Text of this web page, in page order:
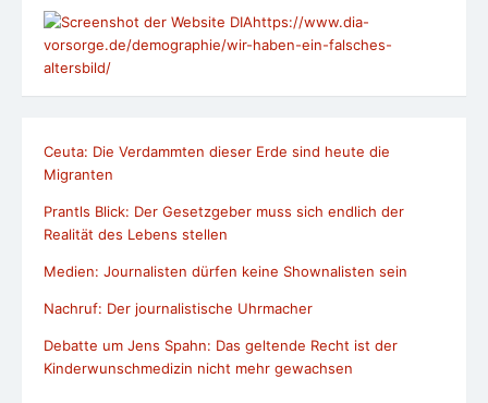
https://www.dia-
vorsorge.de/demographie/wir-haben-ein-falsches-
altersbild/
Ceuta: Die Verdammten dieser Erde sind heute die
Migranten
Prantls Blick: Der Gesetzgeber muss sich endlich der
Realität des Lebens stellen
Medien: Journalisten dürfen keine Shownalisten sein
Nachruf: Der journalistische Uhrmacher
Debatte um Jens Spahn: Das geltende Recht ist der
Kinderwunschmedizin nicht mehr gewachsen